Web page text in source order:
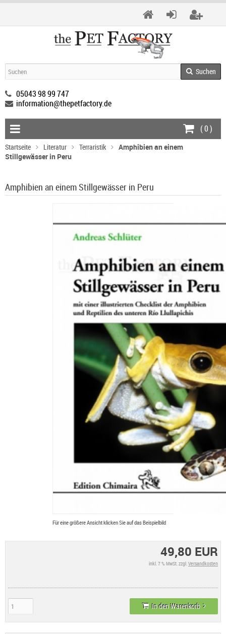
Suchen
05043 98 99 747
information@thepetfactory.de
(0)
Startseite Literatur Terraristik
Amphibien an einem
Stillgewässer in Peru
Amphibien an einem Stillgewässer in Peru
Für eine größere Ansicht klicken Sie auf das Beispielbild
49,80 EUR
inkl. 7 % MwSt. zzgl.Versandkosten
In den Warenkorb